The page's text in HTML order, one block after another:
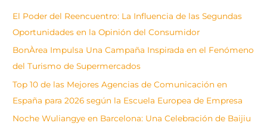
El Poder del Reencuentro: La Influencia de las Segundas
Oportunidades en la Opinión del Consumidor
BonÀrea Impulsa Una Campaña Inspirada en el Fenómeno
del Turismo de Supermercados
Top 10 de las Mejores Agencias de Comunicación en
España para 2026 según la Escuela Europea de Empresa
Noche Wuliangye en Barcelona: Una Celebración de Baijiu